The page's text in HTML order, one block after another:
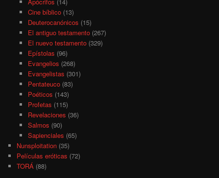
Apócrifos (14)
Cine bíblico(13)
Deuterocanónicos (15)
El antiguo testamento(267)
El nuevo testamento(329)
Epístolas (96)
Evangelios (268)
Evangelistas (301)
Pentateuco(83)
Poéticos (143)
Profetas (115)
Revelaciones (36)
Salmos (90)
Sapienciales (65)
Nunsploitation (35)
Películas eróticas (72)
TORÁ (88)